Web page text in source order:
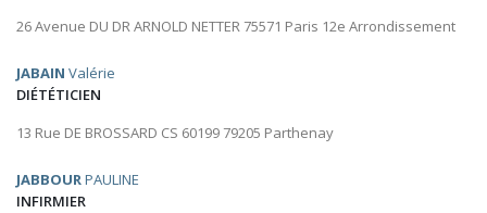
26 Avenue DU DR ARNOLD NETTER 75571 Paris 12e Arrondissement
JABAIN Valérie
DIÉTÉTICIEN
13 Rue DE BROSSARD CS 60199 79205 Parthenay
JABBOURPAULINE
INFIRMIER